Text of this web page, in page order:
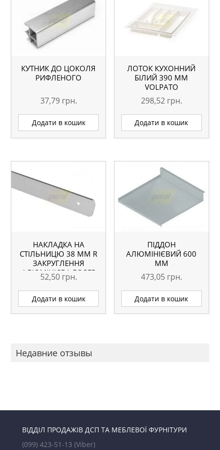
КУТНИК ДО ЦОКОЛЯ
РИФЛЕНОГО
37,79 грн.
Додати в кошик
ЛОТОК КУХОННИЙ
БІЛИЙ 390 ММ
VOLPATO
298,52 грн.
Додати в кошик
НАКЛАДКА НА
СТІЛЬНИЦЮ 38 ММ R
ЗАКРУГЛЕННЯ
АЛЮМІНІЄВА EGGER
ПРАВА
52,50 грн.
Додати в кошик
ПІДДОН
АЛЮМІНІЄВИЙ 600
ММ
473,05 грн.
Додати в кошик
Недавние отзывы
ВІДДІЛ ПРОДАЖІВ ДСП ТА МЕБЛЕВОЇ ФУРНІТУРИ
(099) 423-51-13 (Viber)